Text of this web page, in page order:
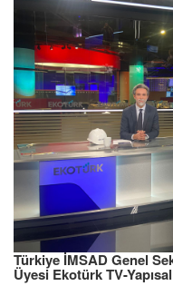
Türkiye İMSAD Genel
Üyesi Ekotürk TV-